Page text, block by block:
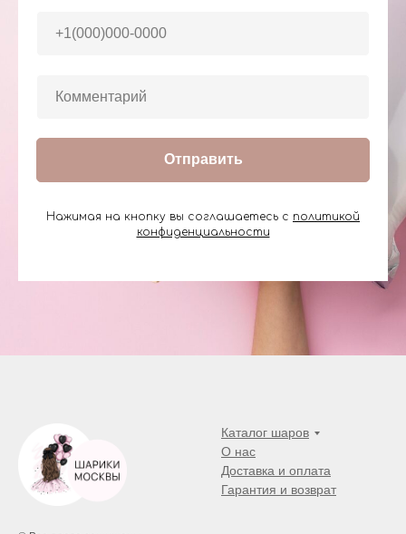
Отправить
Нажимая на кнопку вы соглашаетесь с политикой
конфиденциальности
Каталог шаров
О нас
Доставка и оплата
Гарантия и возврат